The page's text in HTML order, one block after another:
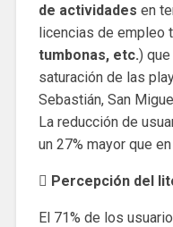
de actividades en
licencias de empleo
tumbonas, etc.)
saturación de las
Sebastián, San
La reducción de
un 27% mayor que
 Percepción del
El 71% de los